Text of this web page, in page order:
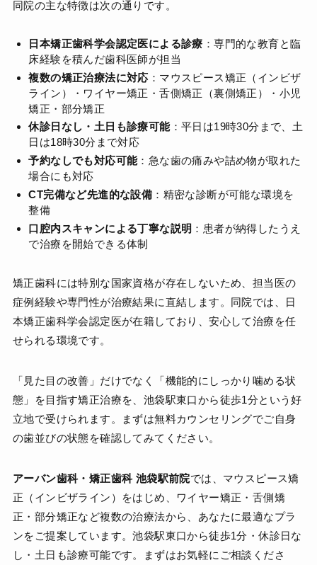
同院の主な特徴は次の通りです。
日本矯正歯科学会認定医による診療 ：専門的な教育と臨
床経験を積んだ歯科医師が担当
複数の矯正治療法に対応 ：マウスピース矯正（インビザ
ライン）・ワイヤー矯正・舌側矯正（裏側矯正）・小児
矯正・部分矯正
休診日なし・土日も診療可能：平日は19時30分まで、土
日は18時30分まで対応
予約なしでも対応可能：急な歯の痛みや詰め物が取れた
場合にも対応
CT完備など先進的な設備 ：精密な診断が可能な環境を
整備
口腔内スキャンによる丁寧な説明 ：患者が納得したうえ
で治療を開始できる体制
矯正歯科には特別な国家資格が存在しないため、担当医の
症例経験や専門性が治療結果に直結します。同院では、日
本矯正歯科学会認定医が在籍しており、安心して治療を任
せられる環境です。
「見た目の改善」だけでなく「機能的にしっかり噛める状
態」を目指す矯正治療を、池袋駅東口から徒歩1分という好
立地で受けられます。まずは無料カウンセリングでご自身
の歯並びの状態を確認してみてください。
アーバン歯科・矯正歯科 池袋駅前院では、マウスピース矯
正（インビザライン）をはじめ、ワイヤー矯正・舌側矯
正・部分矯正など複数の治療法から、あなたに最適なプラ
ンをご提案しています。池袋駅東口から徒歩1分・休診日な
し・土日も診療可能です。まずはお気軽にご相談くださ